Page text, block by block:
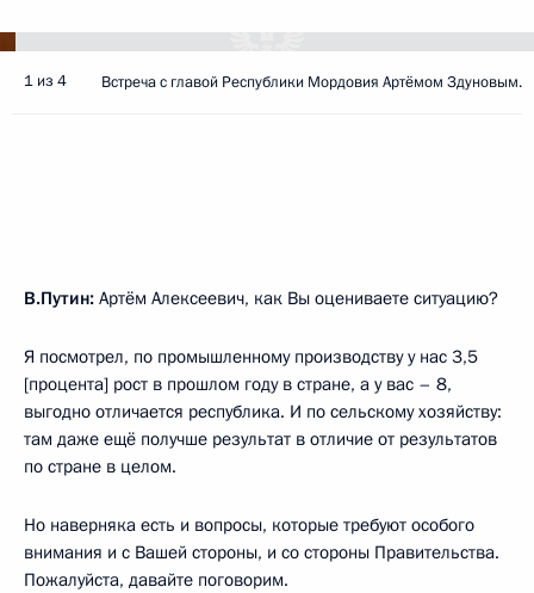
1 из 4 Встреча с главой Республики Мордовия Артёмом Здуновым.
В.Путин: Артём Алексеевич, как Вы оцениваете ситуацию?
Я посмотрел, по промышленному производству у нас 3,5
[процента] рост в прошлом году в стране, а у вас – 8,
выгодно отличается республика. И по сельскому хозяйству:
там даже ещё получше результат в отличие от результатов
по стране в целом.
Но наверняка есть и вопросы, которые требуют особого
внимания и с Вашей стороны, и со стороны Правительства.
Пожалуйста, давайте поговорим.